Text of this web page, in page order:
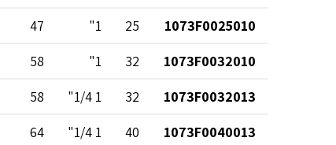
1073F0025010
25
1"
47
1073F0032010
32
1"
58
1073F0032013
32
1 1/4"
58
1073F0040013
40
1 1/4"
64